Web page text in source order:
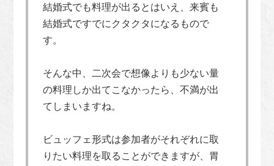
結婚式でも料理が出るとはいえ、来賓も
結婚式ですでにクタクタになるもので
す。
そんな中、二次会で想像よりも少ない量
の料理しか出てこなかったら、不満が出
てしまいますね。
ビュッフェ形式は参加者がそれぞれに取
りたい料理を取ることができますが、胃